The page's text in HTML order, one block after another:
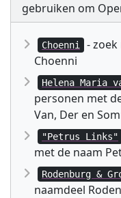
gebruiken om
Choenni
-
Choenni
Helena Maria
personen met
Van, Der en
"Petrus Links"
met de naam
Rodenburg &
naamdeel